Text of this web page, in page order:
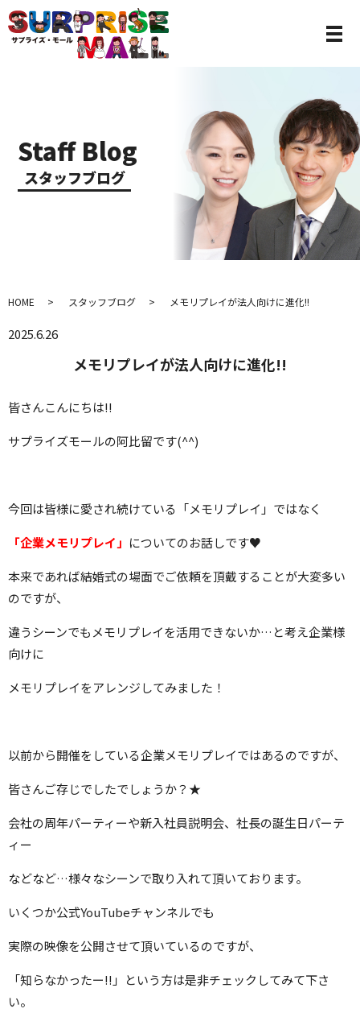
Staff Blog
スタッフブログ
HOME スタッフブログ メモリプレイが法人向けに進化!!
2025.6.26
メモリプレイが法人向けに進化!!
皆さんこんにちは!!
サプライズモールの阿比留です(^^)
今回は皆様に愛され続けている「メモリプレイ」ではなく
「企業メモリプレイ」 についてのお話しです♥
本来であれば結婚式の場面でご依頼を頂戴することが大変多い
のですが、
違うシーンでもメモリプレイを活用できないか…と考え企業様
向けに
メモリプレイをアレンジしてみました！
以前から開催をしている企業メモリプレイではあるのですが、
皆さんご存じでしたでしょうか？★
会社の周年パーティーや新入社員説明会、社長の誕生日パーテ
ィー
などなど…様々なシーンで取り入れて頂いております。
いくつか公式YouTubeチャンネルでも
実際の映像を公開させて頂いているのですが、
「知らなかったー!!」という方は是非チェックしてみて下さ
い。